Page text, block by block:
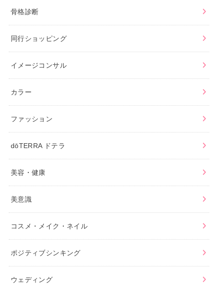
骨格診断
同行ショッピング
イメージコンサル
カラー
ファッション
dōTERRA ドテラ
美容・健康
美意識
コスメ・メイク・ネイル
ポジティブシンキング
ウェディング